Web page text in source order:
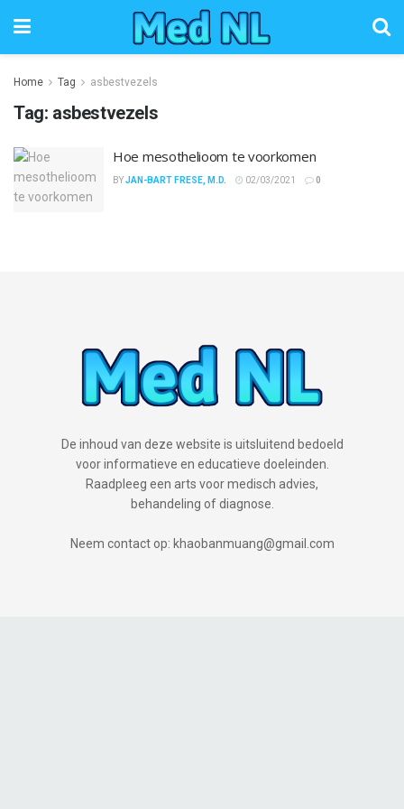
Home Tag asbestvezels
Tag: asbestvezels
Hoe mesothelioom te voorkomen
BYJAN-BART FRESE, M.D. 02/03/2021 0
De inhoud van deze website is uitsluitend bedoeld
voor informatieve en educatieve doeleinden.
Raadpleeg een arts voor medisch advies,
behandeling of diagnose.
Neem contact op: khaobanmuang@gmail.com